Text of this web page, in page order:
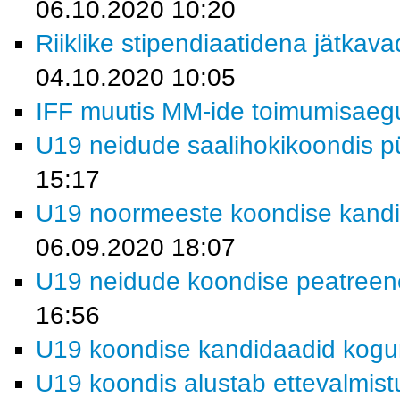
06.10.2020 10:20
Riiklike stipendiaatidena
04.10.2020 10:05
IFF muutis MM-ide
U19 neidude saalihokikoondis
15:17
U19 noormeeste koondise
06.09.2020 18:07
U19 neidude koondise
16:56
U19 koondise kandidaadid
U19 koondis alustab